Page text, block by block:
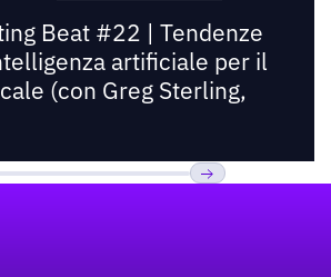
Beat #22 | Tendenze
artificiale per il
(con Greg Sterling,